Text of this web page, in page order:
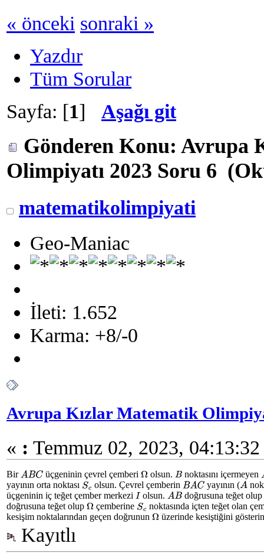
« önceki sonraki »
Yazdır
Tüm Sorular
Sayfa: [1] Aşağı git
Gönderen Konu: Avrupa
Olimpiyatı 2023 Soru 6
matematikolimpiyati
Geo-Maniac
İleti: 1.652
Karma: +8/-0
Avrupa Kızlar Matematik
« : Temmuz 02, 2023,
Bir ABC üçgeninin çevrel çemberi Ωolsun. B noktasını içermeyen
yayının orta noktası Sc olsun. Çevrel çemberin BAC yayının (A
üçgeninin iç teğet çember merkezi I olsun. AB doğrusuna teğet
doğrusuna teğet olup Ωçemberine Sc noktasında içten teğet olan
kesişim noktalarından geçen doğrunun Ωüzerinde kesiştiğini
Kayıtlı